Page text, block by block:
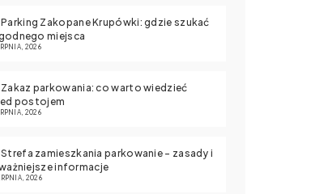
Parking Zakopane Krupówki: gdzie szukać
miejsca
2026
Zakaz parkowania: co warto wiedzieć
postojem
2026
Strefa zamieszkania parkowanie – zasady i
informacje
2026